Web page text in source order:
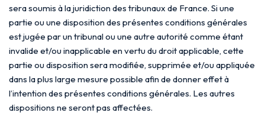
sera soumis à la juridiction des tribunaux de France. Si une
partie ou une disposition des présentes conditions générales
est jugée par un tribunal ou une autre autorité comme étant
invalide et/ou inapplicable en vertu du droit applicable, cette
partie ou disposition sera modifiée, supprimée et/ou appliquée
dans la plus large mesure possible afin de donner effet à
l’intention des présentes conditions générales. Les autres
dispositions ne seront pas affectées.